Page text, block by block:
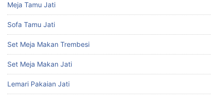
Meja Tamu Jati
Sofa Tamu Jati
Set Meja Makan Trembesi
Set Meja Makan Jati
Lemari Pakaian Jati